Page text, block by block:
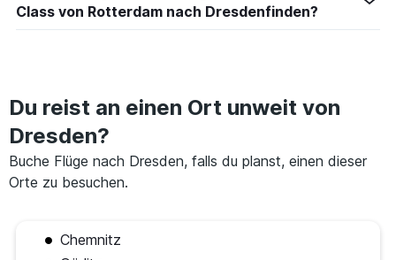
Class von Rotterdam nach Dresdenfinden?
Du reist an einen Ort unweit von
Dresden?
Buche Flüge nach Dresden, falls du planst, einen dieser
Orte zu besuchen.
Chemnitz